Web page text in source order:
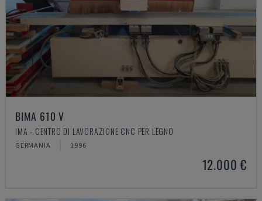
BIMA 610 V
IMA - CENTRO DI LAVORAZIONE CNC PER LEGNO
GERMANIA 1996
12.000 €